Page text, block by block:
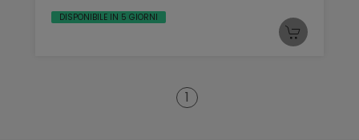
DISPONIBILE IN 5 GIORNI
1